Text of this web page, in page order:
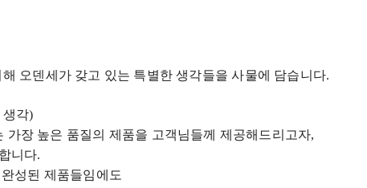
오덴세가 갖고 있는 특별한 생각들을 사물에 담습니다.
생각)
가장 높은 품질의 제품을 고객님들께 제공해드리고자,
니다.
성된 제품들임에도